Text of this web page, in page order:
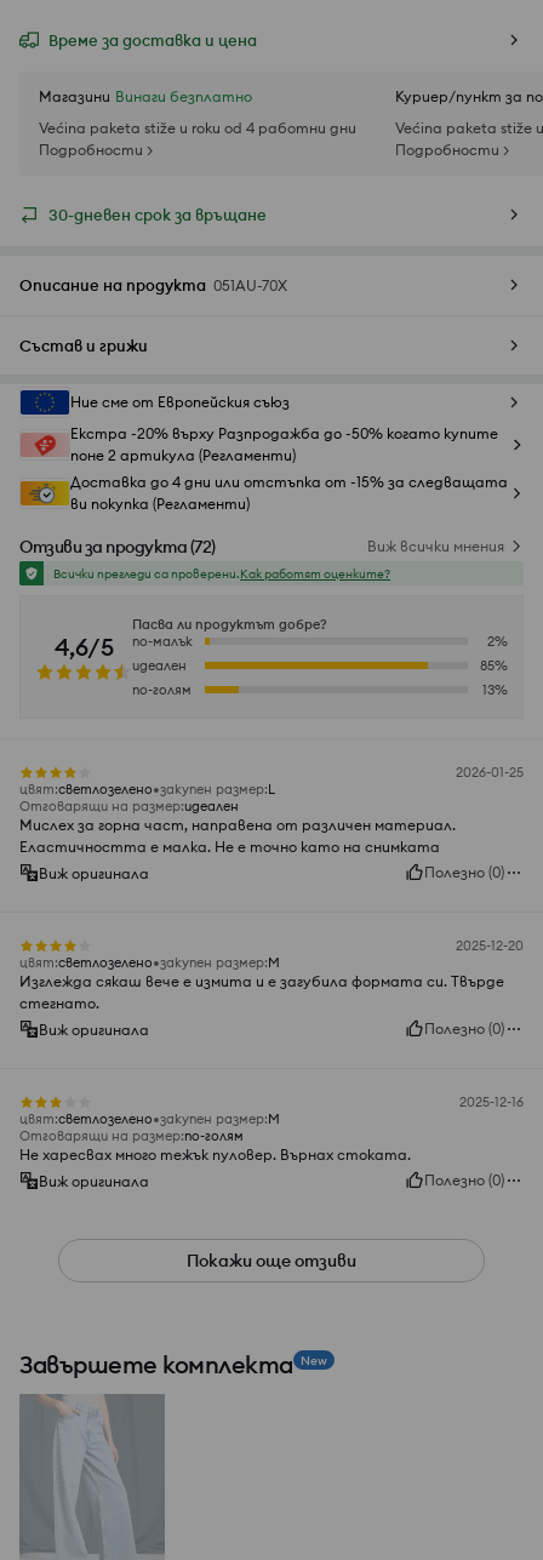
Време за доставка и цена
Магазини Винаги безплатно
Većina paketa stiže u roku od 4 работни дни
Подробности >
Куриер/пункт за
Većina paketa stiže
Подробности >
30-дневен срок за връщане
Описание на продукта 051AU-70X
Състав и грижи
Ние сме от Европейския съюз
Екстра -20% върху Разпродажба до -50% когато купите
поне 2 артикула (Регламенти)
Доставка до 4 дни или отстъпка от -15% за следващата
ви покупка (Регламенти)
Отзиви за продукта(72) Виж всички мнения
Всички прегледи са проверени.Как работят оценките?
4,6/5
Пасва ли продуктът добре?
по-малък
2%
идеален
85%
по-голям
13%
2026-01-25
цвят:светлозелено закупен размер:L
Отговарящи на размер:идеален
Мислех за горна част, направена от различен материал.
Еластичността е малка. Не е точно като на снимката
Виж оригинала
Полезно (0)
2025-12-20
цвят:светлозелено закупен размер:M
Изглежда сякаш вече е измита и е загубила формата си. Твърде
стегнато.
Виж оригинала
Полезно (0)
2025-12-16
цвят:светлозелено закупен размер:M
Отговарящи на размер:по-голям
Не харесвах много тежък пуловер. Върнах стоката.
Виж оригинала
Полезно (0)
Покажи още отзиви
Завършете комплекта New